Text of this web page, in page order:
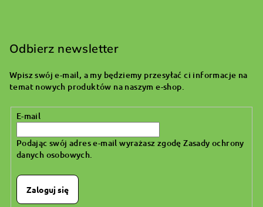
Odbierz newsletter
Wpisz swój e-mail, a my będziemy przesyłać ci informacje na
temat nowych produktów na naszym e-shop.
E-mail
Podając swój adres e-mail wyrażasz zgodęZasady ochrony
danych osobowych
Zaloguj się